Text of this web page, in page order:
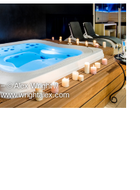
– © Alex Wright //
www.wrightalex.com